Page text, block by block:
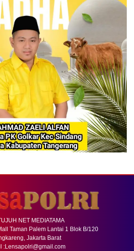
NET MEDIATAMA
Taman Palem Lantai 1 Blok B/120
Jakarta Barat
:Lensapolri@gmail.com